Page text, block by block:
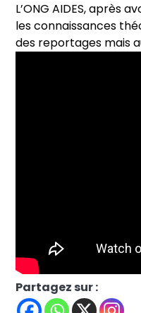
L’ONG AIDES, après
les connaissances
des reportages mais
Partagez sur :